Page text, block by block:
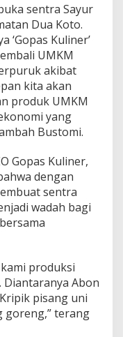
sentra Sayur
Dua Koto.
‘Gopas Kuliner’
UMKM
akibat
kita akan
produk UMKM
yang
Bustomi.
Gopas Kuliner,
dengan
sentra
wadah bagi
produksi
Diantaranya Abon
pisang uni
goreng,” terang